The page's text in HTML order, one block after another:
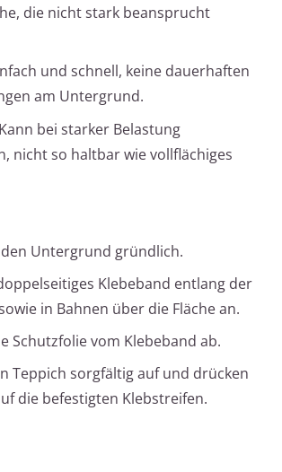
die nicht stark beansprucht
und schnell, keine dauerhaften
am Untergrund.
bei starker Belastung
nicht so haltbar wie vollflächiges
den Untergrund gründlich.
Klebeband entlang der
in Bahnen über die Fläche an.
Schutzfolie vom Klebeband ab.
Teppich sorgfältig auf und drücken
die befestigten Klebstreifen.